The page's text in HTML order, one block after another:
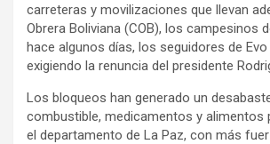
carreteras y movilizaciones que llevan
Obrera Boliviana (COB), los campesinos
hace algunos días, los seguidores de
exigiendo la renuncia del presidente
Los bloqueos han generado un
combustible, medicamentos y alimentos
el departamento de La Paz, con más